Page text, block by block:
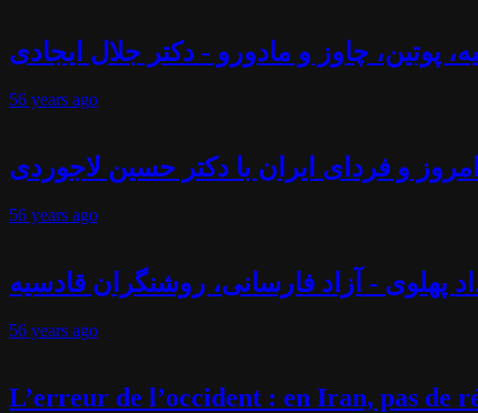
56 years ago
و فردای ایران با دکتر حسین لاجوردی
56 years ago
56 years ago
L’erreur de l’occident : en Iran, pas